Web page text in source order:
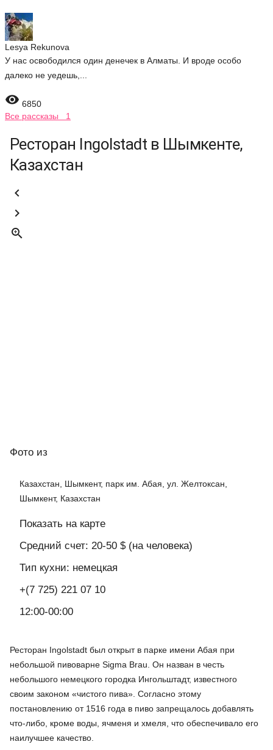
Lesya Rekunova
У нас освободился один денечек в Алматы. И вроде особо
далеко не уедешь,...
 6850
Все рассказы 1
Ресторан Ingolstadt в Шымкенте,
Казахстан



Фото из
Казахстан, Шымкент, парк им. Абая, ул. Желтоксан,
Шымкент, Казахстан
Показать на карте
Средний счет: 20-50 $ (на человека)
Тип кухни: немецкая
+(7 725) 221 07 10
12:00-00:00
Ресторан Ingolstadt был открыт в парке имени Абая при
небольшой пивоварне Sigma Brau. Он назван в честь
небольшого немецкого городка Ингольштадт, известного
своим законом «чистого пива». Согласно этому
постановлению от 1516 года в пиво запрещалось добавлять
что-либо, кроме воды, ячменя и хмеля, что обеспечивало его
наилучшее качество.